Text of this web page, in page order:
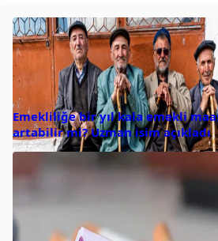
Emekliliğe bir yıl kala emekli
artabilir mi? Uzman isim açıkladı